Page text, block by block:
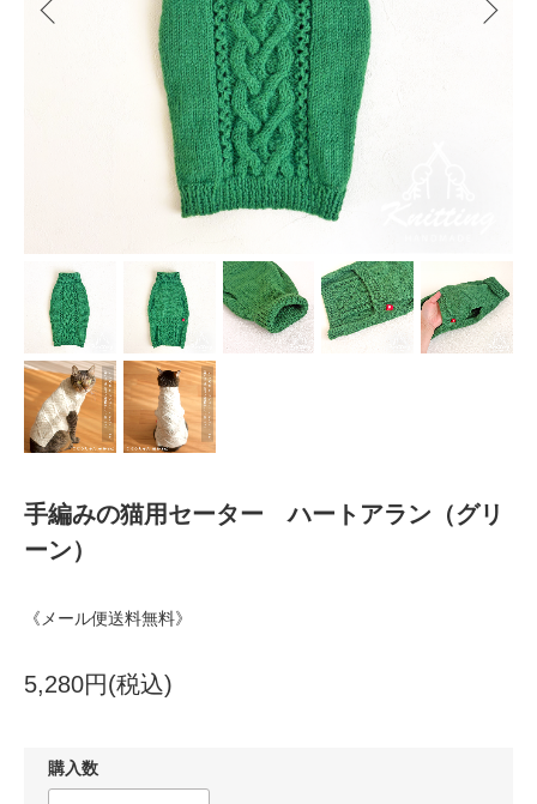
手編みの猫用セーター ハートアラン（グリ
ーン）
《メール便送料無料》
5,280円(税込)
購入数